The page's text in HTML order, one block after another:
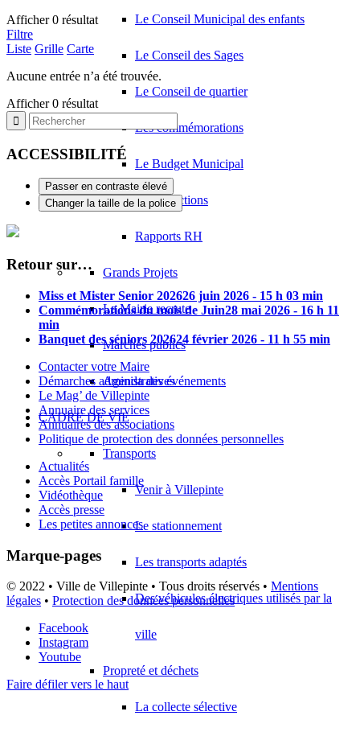
Le Conseil Municipal des enfants
Le Conseil des Sages
Le Conseil de quartier
Les commémorations
Le Budget Municipal
Infos élections
Rapports RH
Grands Projets
La Mairie recrute
Marchés publics
Agenda des événements
CADRE DE VIE
Transports
Venir à Villepinte
Le stationnement
Les transports adaptés
Des véhicules électriques utilisés par la
ville
Propreté et déchets
La collecte sélective
Afficher 0 résultat
Filtre
Liste Grille Carte
Aucune entrée n’a été trouvée.
Afficher 0 résultat
ACCESSIBILITÉ
Passer en contraste élevé
Changer la taille de la police
Retour sur…
Miss et Mister Senior 202626 juin 2026 - 15 h 03 min
Commémorations du mois de Juin28 mai 2026 - 16 h 11
min
Banquet des séniors 202624 février 2026 - 11 h 55 min
Contacter votre Maire
Démarches administratives
Le Mag’ de Villepinte
Annuaire des services
Annuaires des associations
Politique de protection des données personnelles
Actualités
Accès Portail famille
Vidéothèque
Accès presse
Les petites annonces
Marque-pages
© 2022 • Ville de Villepinte • Tous droits réservés • Mentions
légales • Protection des données personnelles
Facebook
Instagram
Youtube
Faire défiler vers le haut